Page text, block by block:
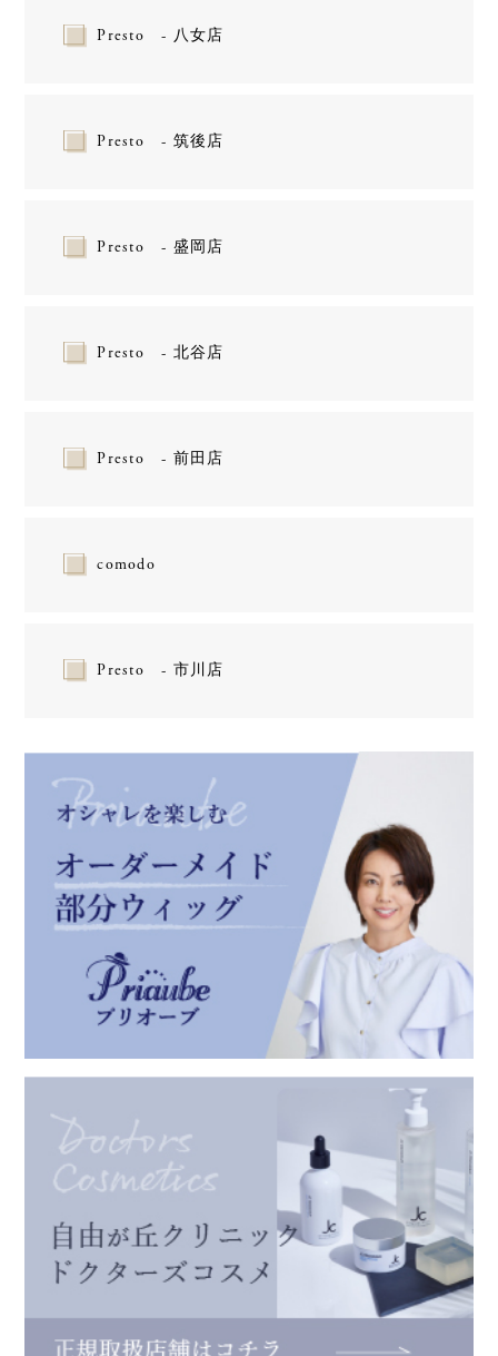
Presto - 八女店
Presto - 筑後店
Presto - 盛岡店
Presto - 北谷店
Presto - 前田店
comodo
Presto - 市川店